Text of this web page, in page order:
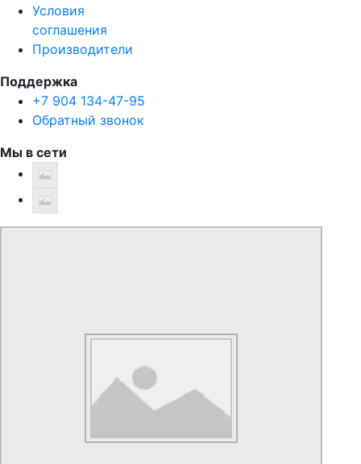
Условия
соглашения
Производители
Поддержка
+7 904 134-47-95
Обратный звонок
Мы в сети